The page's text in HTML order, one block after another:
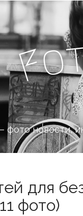
Fo
новости,
для
фото)